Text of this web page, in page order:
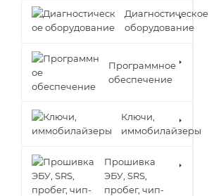
Диагностическое
оборудование
Программное
обеспечение
Ключи,
иммобилайзеры
Прошивка
ЭБУ, SRS,
пробег, чип-